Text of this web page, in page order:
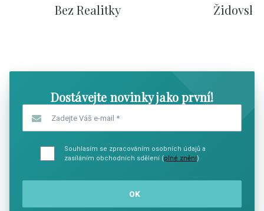
Bez Realitky
Dostávejte novinky jako první!
Souhlasím se zpracováním osobních údajů a
zasíláním obchodních sdělení (plné znění)